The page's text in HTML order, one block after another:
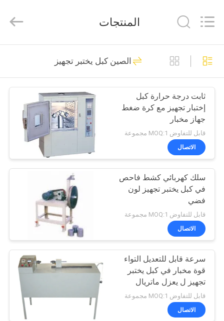
منزل،
بيت
منتجات
معلومات
جولة
المعمل
مراقبة
الجودة
اتصل
Rights
بطارية اختبار المعدات
163
UN38.3 معدات اختبار
البطارية
33
IEC62133 معدات
اختبار البطارية
27
المنتجات
الصين كبل يختبر تجهيز
ثابت درجة حرارة كبل
إختبار تجهيز مع كرة ضغط
جهاز مخبار
قابل للتفاوض MOQ:1 مجموعة
الاتصال
سلك كهربائي كشط فاحص
في كبل يختبر تجهيز لون
فضي
قابل للتفاوض MOQ:1 مجموعة
الاتصال
سرعة قابل للتعديل التواء
قوة مخبار في كبل يختبر
تجهيز ل يعزل ماتريال
قابل للتفاوض MOQ:1 مجموعة
الاتصال